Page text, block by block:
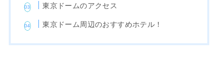
東京ドームのアクセス
東京ドーム周辺のおすすめホテル！